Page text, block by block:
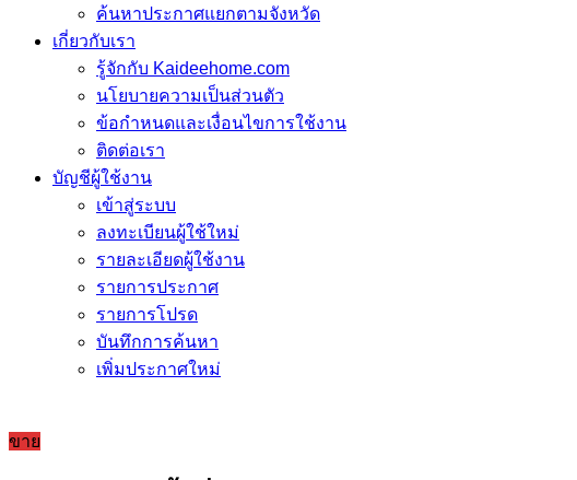
ค้นหาประกาศแยกตามจังหวัด
เกี่ยวกับเรา
รู้จักกับ Kaideehome.com
นโยบายความเป็นส่วนตัว
ข้อกำหนดและเงื่อนไขการใช้งาน
ติดต่อเรา
บัญชีผู้ใช้งาน
เข้าสู่ระบบ
ลงทะเบียนผู้ใช้ใหม่
รายละเอียดผู้ใช้งาน
รายการประกาศ
รายการโปรด
บันทึกการค้นหา
เพิ่มประกาศใหม่
ขาย